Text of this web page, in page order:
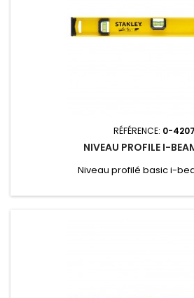
RÉFÉRENCE: 0-
NIVEAU PROFILE I-
Niveau profilé basic i-